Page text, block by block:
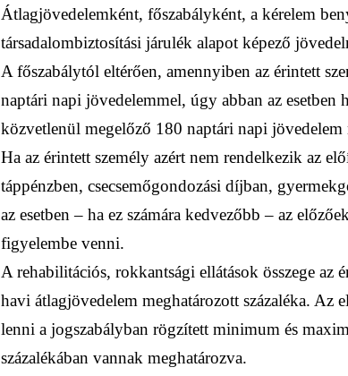
Átlagjövedelemként, főszabályként, a kérelem
társadalombiztosítási járulék alapot képező
A főszabálytól eltérően, amennyiben az érintett
naptári napi jövedelemmel, úgy abban az
közvetlenül megelőző 180 naptári napi
Ha az érintett személy azért nem rendelkezik az
táppénzben, csecsemőgondozási díjban,
az esetben – ha ez számára kedvezőbb – az
figyelembe venni.
A rehabilitációs, rokkantsági ellátások összege az
havi átlagjövedelem meghatározott százaléka. Az
lenni a jogszabályban rögzített minimum és
százalékában vannak meghatározva.